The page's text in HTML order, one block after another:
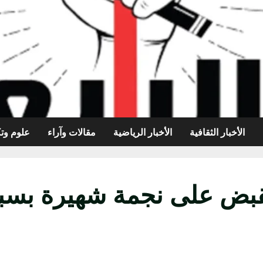
الأخبار الثقافية الأخبار الرياضية مقالات وآراء علوم
على نجمة شهيرة